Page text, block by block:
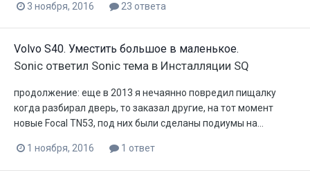
3 ноября, 2016 23 ответа
Volvo S40. Уместить большое в маленькое.
Sonic ответил Sonic тема в Инсталляции SQ
продолжение: еще в 2013 я нечаянно повредил пищалку
когда разбирал дверь, то заказал другие, на тот момент
новые Focal TN53, под них были сделаны подиумы на...
1 ноября, 2016 1 ответ